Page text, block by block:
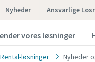
Nyheder Ansvarlige
vores løsninger
løsninger Nyheder